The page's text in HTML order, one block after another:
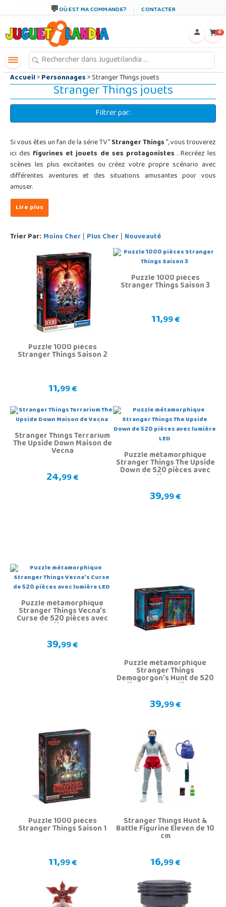
OÙ EST MA COMMANDE? CONTACTER
0
Accueil>Personnages> Stranger Things jouets
Stranger Things jouets
Filtrer par:
Si vous êtes un fan de la série TV "Stranger Things", vous trouverez
ici des figurines et jouets de ses protagonistes . Recréez les
scènes les plus excitantes ou créez votre propre scénario avec
différentes aventures et des situations amusantes pour vous
amuser.
Trier Par: Moins Cher | Plus Cher | Nouveauté
Puzzle 1000 pièces
Stranger Things Saison 2
11,99 €
Puzzle 1000 pièces
Stranger Things Saison 3
11,99 €
Stranger Things Terrarium
The Upside Down Maison de
Vecna
24,99 €
Puzzle métamorphique
Stranger Things The Upside
Down de 520 pièces avec
lumière LED
39,99 €
Puzzle métamorphique
Stranger Things Vecna's
Curse de 520 pièces avec
lumière LED
39,99 €
Puzzle métamorphique
Stranger Things
Demogorgon’s Hunt de 520
pièces avec lumière LED
39,99 €
Puzzle 1000 pièces
Stranger Things Saison 1
11,99 €
Stranger Things Hunt &
Battle Figurine Eleven de 10
cm
16,99 €